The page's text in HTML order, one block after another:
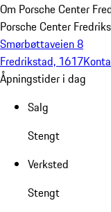
Om Porsche Center
Porsche Center
Smørbøttaveien 8
Fredrikstad, 1617
Åpningstider i dag
Salg
Stengt
Verksted
Stengt